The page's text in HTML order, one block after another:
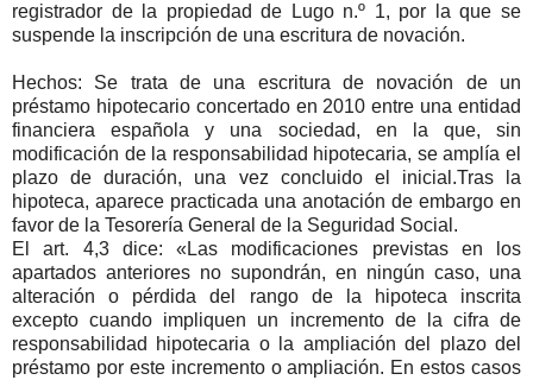
registrador de la propiedad de Lugo n.º 1, por la que se
suspende la inscripción de una escritura de novación.
Hechos: Se trata de una escritura de novación de un
préstamo hipotecario concertado en 2010 entre una entidad
financiera española y una sociedad, en la que, sin
modificación de la responsabilidad hipotecaria, se amplía el
plazo de duración, una vez concluido el inicial.Tras la
hipoteca, aparece practicada una anotación de embargo en
favor de la Tesorería General de la Seguridad Social.
El art. 4,3 dice: «Las modificaciones previstas en los
apartados anteriores no supondrán, en ningún caso, una
alteración o pérdida del rango de la hipoteca inscrita
excepto cuando impliquen un incremento de la cifra de
responsabilidad hipotecaria o la ampliación del plazo del
préstamo por este incremento o ampliación. En estos casos